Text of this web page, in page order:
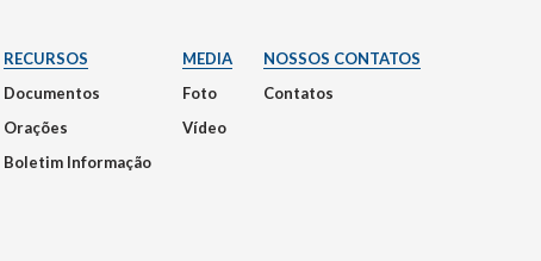
RECURSOS
Documentos
Orações
Boletim Informação
MEDIA
Foto
Vídeo
NOSSOS CONTATOS
Contatos